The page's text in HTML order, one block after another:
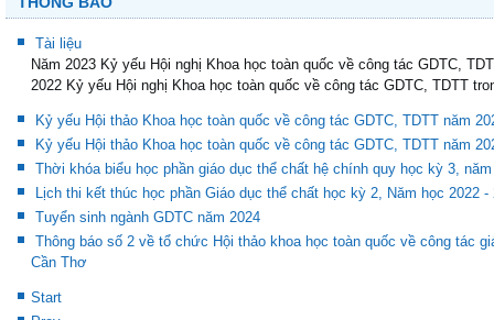
Tài liệu
Năm 2023 Kỷ yếu Hội nghị Khoa học toàn quốc về công tác GDTC,
2022 Kỷ yếu Hội nghị Khoa học toàn quốc về công tác GDTC, TDTT
Kỷ yếu Hội thảo Khoa học toàn quốc về công tác GDTC, TDTT năm
Kỷ yếu Hội thảo Khoa học toàn quốc về công tác GDTC, TDTT năm
Thời khóa biểu học phần giáo dục thể chất hệ chính quy học kỳ 3,
Lịch thi kết thúc học phần Giáo dục thể chất học kỳ 2, Năm học 2022 -
Tuyển sinh ngành GDTC năm 2024
Thông báo số 2 về tổ chức Hội thảo khoa học toàn quốc về công tác
Cần Thơ
Start